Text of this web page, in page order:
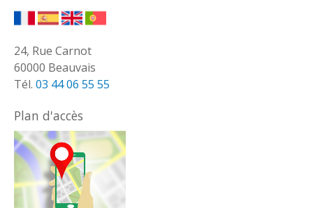
24, Rue Carnot
60000 Beauvais
Tél. 03 44 06 55 55
Plan d'accès